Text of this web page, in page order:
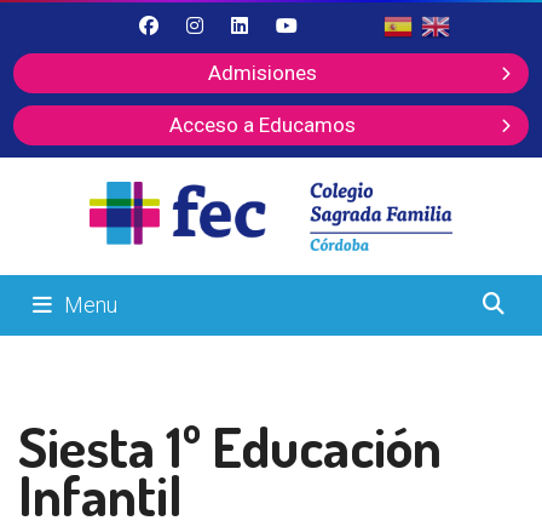
Admisiones
Acceso a Educamos
Menu
Siesta 1º Educación
Infantil